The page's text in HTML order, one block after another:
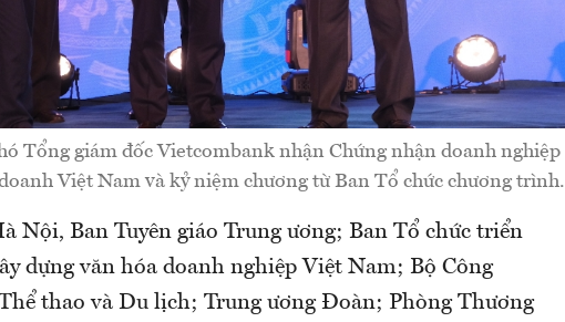
Tổng giám đốc Vietcombank nhận Chứng nhận doanh nghiệp
Việt Nam và kỷ niệm chương từ Ban Tổ chức chương trình.
Nội, Ban Tuyên giáo Trung ương; Ban Tổ chức triển
dựng văn hóa doanh nghiệp Việt Nam; Bộ Công
thao và Du lịch; Trung ương Đoàn; Phòng Thương